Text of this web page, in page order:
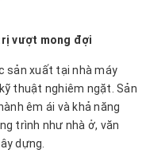
vượt mong đợi
sản xuất tại nhà máy
thuật nghiêm ngặt. Sản
êm ái và khả năng
trình như nhà ở, văn
dựng.